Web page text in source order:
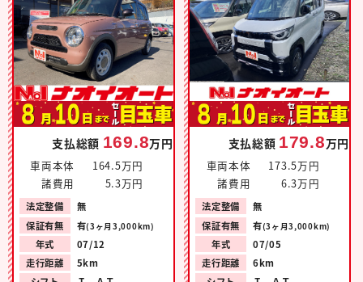
支払総額 169.8万円
車両本体
164.5万円
諸費用
5.3万円
法定整備
無
保証有無
有(3ヶ月3,000km)
年式
07/12
走行距離
5km
支払総額 179.8万円
車両本体
173.5万円
諸費用
6.3万円
法定整備
無
保証有無
有(3ヶ月3,000km)
年式
07/05
走行距離
6km